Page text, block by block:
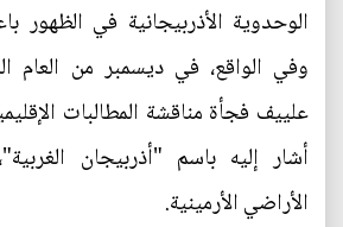
الوحدوية الأذربيجانية في الظهور
وفي الواقع، في ديسمبر من العام
علييف فجأة مناقشة المطالبات
أشار إليه باسم "أذربيجان
الأراضي الأرمينية.